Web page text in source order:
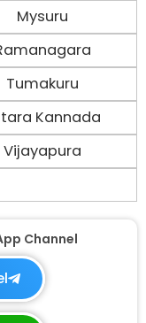
Mysuru
Tumakuru
Kannada
Vijayapura
Channel